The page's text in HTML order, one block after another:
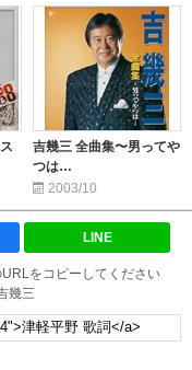
吉幾三 全曲集〜男ってや
つは…
2003/10
LINE
をコピーしてください
幾三